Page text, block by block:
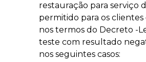
restauração para serviço
permitido para os
nos termos do Decreto -
teste com resultado
nos seguintes casos: